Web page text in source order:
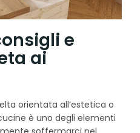
e
ai
orientata all’estetica o
è uno degli elementi